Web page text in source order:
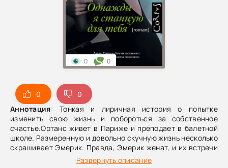
0
0
Аннотация: Тонкая и лиричная история о попытке
изменить свою жизнь и побороться за собственное
счастье.Ортанс живет в Париже и преподает в балетной
школе. Размеренную и довольно скучную жизнь несколько
скрашивает Эмерик. Правда, Эмерик женат, и их встречи
наполнены страстью ровно настолько, насколько
Развернуть описание
0 0